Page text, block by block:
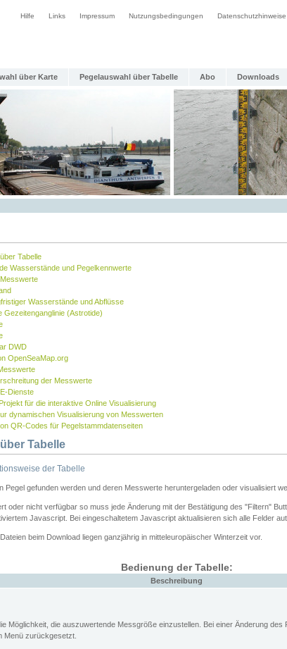
Hilfe Links Impressum Nutzungsbedingungen Datenschutzhinweise
über Karte Pegelauswahl über Tabelle Abo Downloads
Tabelle
Wasserstände und Pegelkennwerte
Wasserstände und Abflüsse
Gezeitenganglinie (Astrotide)
DWD
OpenSeaMap.org
der Messwerte
Dienste
für die interaktive Online Visualisierung
dynamischen Visualisierung von Messwerten
QR-Codes für Pegelstammdatenseiten
Tabelle
der Tabelle
Pegel gefunden werden und deren Messwerte heruntergeladen oder visualisiert
oder nicht verfügbar so muss jede Änderung mit der Bestätigung des "Filtern"
Javascript. Bei eingeschaltetem Javascript aktualisieren sich alle Felder
beim Download liegen ganzjährig in mitteleuropäischer Winterzeit vor.
Bedienung der Tabelle:
Beschreibung
Möglichkeit, die auszuwertende Messgröße einzustellen. Bei einer Änderung des
Menü zurückgesetzt.